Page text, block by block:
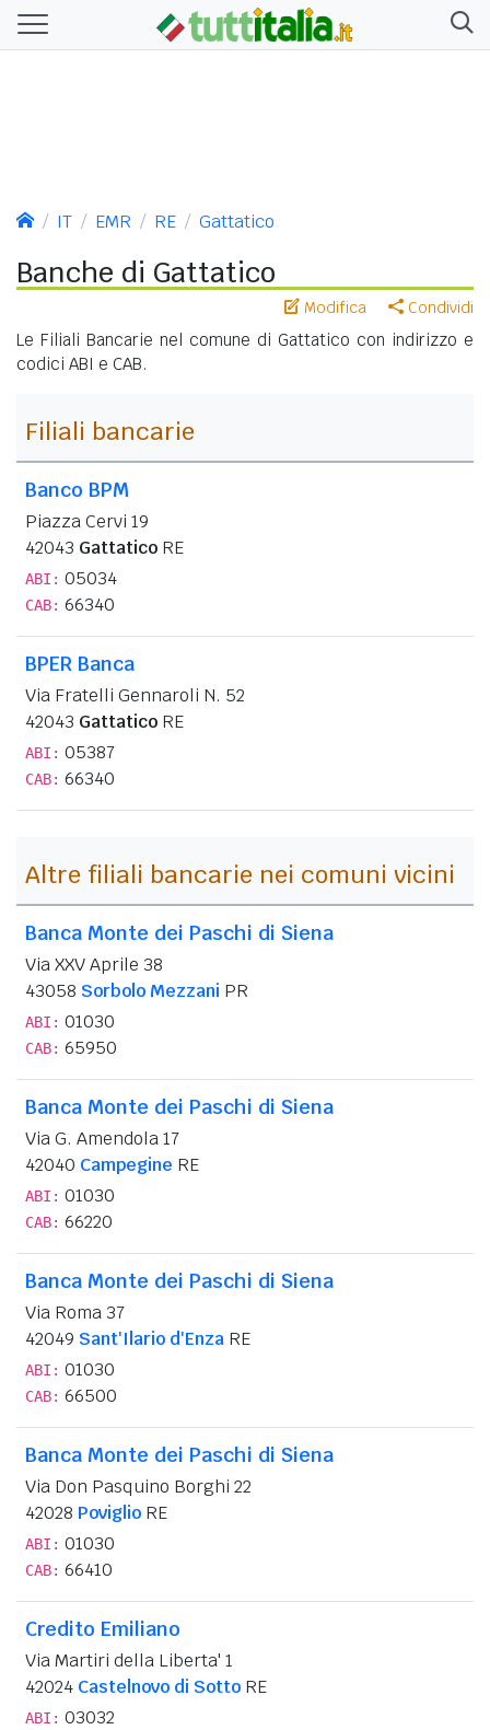
IT EMR RE Gattatico
Banche di Gattatico
Modifica Condividi
Le Filiali Bancarie nel comune di Gattatico con indirizzo e
codici ABI e CAB.
Filiali bancarie
Banco BPM
Piazza Cervi 19
42043 Gattatico RE
ABI: 05034
CAB: 66340
BPER Banca
Via Fratelli Gennaroli N. 52
42043 Gattatico RE
ABI: 05387
CAB: 66340
Altre filiali bancarie nei comuni vicini
Banca Monte dei Paschi di Siena
Via XXV Aprile 38
43058 Sorbolo Mezzani PR
ABI: 01030
CAB: 65950
Banca Monte dei Paschi di Siena
Via G. Amendola 17
42040 Campegine RE
ABI: 01030
CAB: 66220
Banca Monte dei Paschi di Siena
Via Roma 37
42049 Sant'Ilario d'Enza RE
ABI: 01030
CAB: 66500
Banca Monte dei Paschi di Siena
Via Don Pasquino Borghi 22
42028 Poviglio RE
ABI: 01030
CAB: 66410
Credito Emiliano
Via Martiri della Liberta' 1
42024 Castelnovo di Sotto RE
ABI: 03032